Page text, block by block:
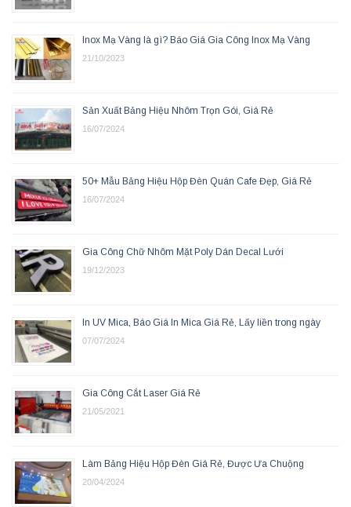
Inox Mạ Vàng là gì? Báo Giá Gia Công Inox Mạ Vàng
21/10/2023
Sản Xuất Bảng Hiệu Nhôm Trọn Gói, Giá Rẻ
16/07/2024
50+ Mẫu Bảng Hiệu Hộp Đèn Quán Cafe Đẹp, Giá Rẻ
16/07/2024
Gia Công Chữ Nhôm Mặt Poly Dán Decal Lưới
19/12/2023
In UV Mica, Báo Giá In Mica Giá Rẻ, Lấy liền trong ngày
07/07/2024
Gia Công Cắt Laser Giá Rẻ
21/05/2021
Làm Bảng Hiệu Hộp Đèn Giá Rẻ, Được Ưa Chuộng
20/04/2024